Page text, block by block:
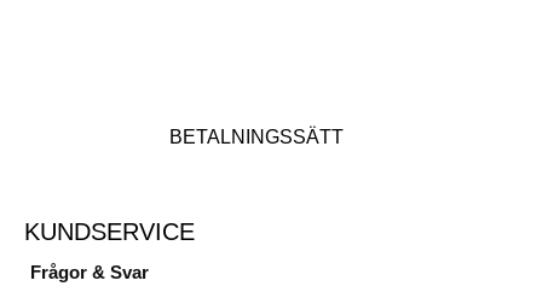
BETALNINGSSÄTT
KUNDSERVICE
Frågor & Svar